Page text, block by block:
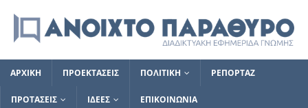
ΑΡΧΙΚΗ ΠΡΟΕΚΤΑΣΕΙΣ ΠΟΛΙΤΙΚΗ ΡΕΠΟΡΤΑΖ
ΠΡΟΤΑΣΕΙΣ ΙΔΕΕΣ ΕΠΙΚΟΙΝΩΝΙΑ